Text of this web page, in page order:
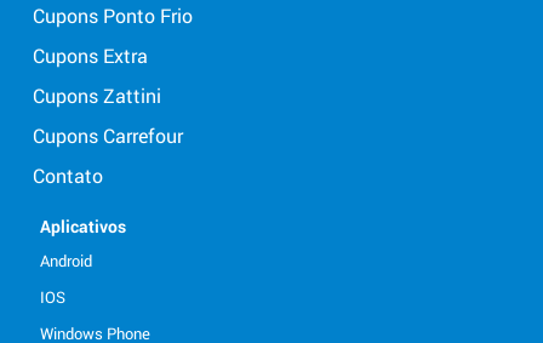
Cupons Ponto Frio
Cupons Extra
Cupons Zattini
Cupons Carrefour
Contato
Aplicativos
Android
IOS
Windows Phone